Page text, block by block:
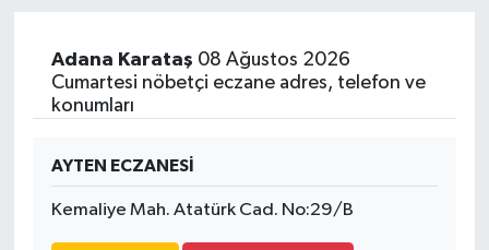
Adana Karataş 08 Ağustos 2026
Cumartesi nöbetçi eczane adres, telefon ve
konumları
AYTEN ECZANESİ
Kemaliye Mah. Atatürk Cad. No:29/B
Havran
İvrindi
KENT GÜNDEMİ